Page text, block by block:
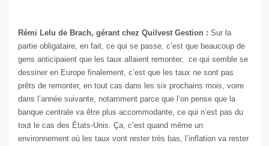
Rémi Lelu de Brach, gérant chez Quilvest Gestion : Sur la
partie obligataire, en fait, ce qui se passe, c’est que beaucoup de
gens anticipaient que les taux allaient remonter, ce qui semble se
dessiner en Europe finalement, c’est que les taux ne sont pas
prêts de remonter, en tout cas dans les six prochains mois, voire
dans l’année suivante, notamment parce que l’on pense que la
banque centrale va être plus accommodante, ce qui n’est pas du
tout le cas des États-Unis. Ça, c’est quand même un
environnement où les taux vont rester très bas, l’inflation va rester